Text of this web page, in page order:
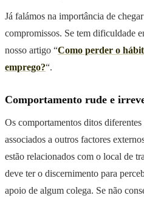
Já falámos na importância de
compromissos. Se tem dificuldade
nosso artigo “Como perder o
emprego?“.
Comportamento rude e
Os comportamentos ditos
associados a outros factores
estão relacionados com o local de
deve ter o discernimento para
apoio de algum colega. Se não